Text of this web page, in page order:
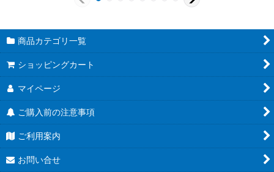
商品カテゴリ一覧
ショッピングカート
マイページ
ご購入前の注意事項
ご利用案内
お問い合せ